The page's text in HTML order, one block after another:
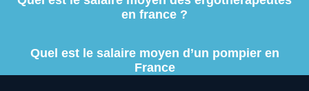
en france ?
Quel est le salaire moyen d’un pompier en
France